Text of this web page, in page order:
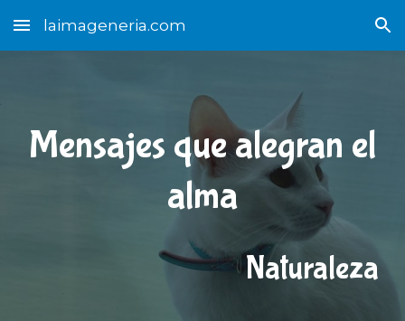
Skip to main content Skip to navigation
laimageneria.com
Mensajes que alegran el
alma
Naturaleza